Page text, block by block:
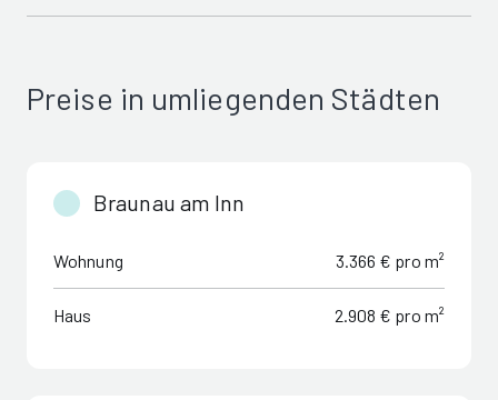
Preise in umliegenden Städten
Braunau am Inn
Wohnung 3.366 € pro m²
Haus 2.908 € pro m²